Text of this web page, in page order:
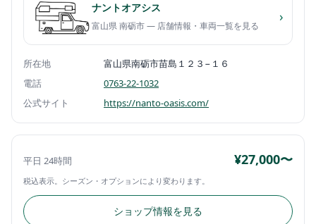
ナントオアシス
富山県 南砺市 — 店舗情報・車両一覧を見る
›
所在地
富山県南砺市苗島１２３−１６
電話
0763-22-1032
公式サイト
https://nanto-oasis.com/
平日 24時間 ¥27,000〜
税込表示。シーズン・オプションにより変わります。
ショップ情報を見る